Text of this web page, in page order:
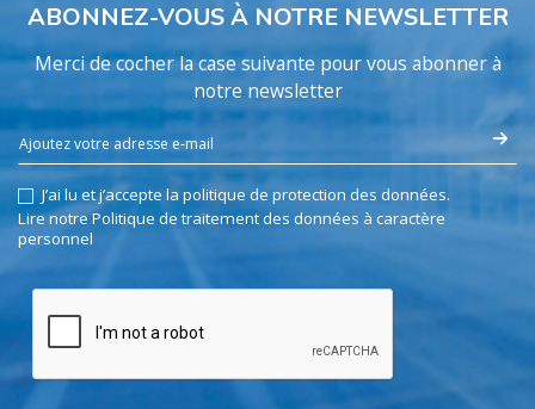
ABONNEZ-VOUS À NOTRE NEWSLETTER
Merci de cocher la case suivante pour vous abonner à
notre newsletter
J’ai lu et j’accepte la politique de protection des données.
Lire notre Politique de traitement des données à caractère
personnel